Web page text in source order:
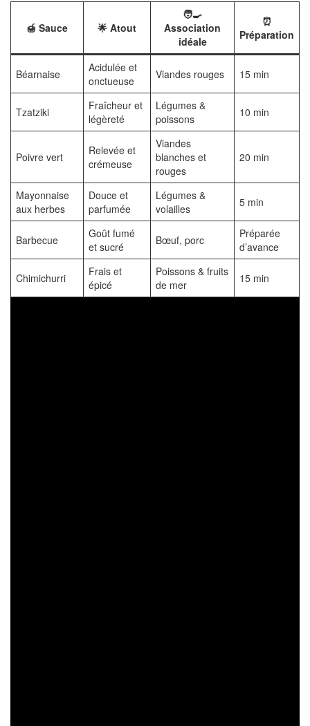
🍯 Sauce 🌟 Atout
🧑‍🍳
Association
idéale
⏰
Préparation
Béarnaise
Acidulée et
onctueuse
Viandes rouges 15 min
Tzatziki
Fraîcheur et
légèreté
Légumes &
poissons
10 min
Poivre vert
Relevée et
crémeuse
Viandes
blanches et
rouges
20 min
Mayonnaise
aux herbes
Douce et
parfumée
Légumes &
volailles
5 min
Barbecue
Goût fumé
et sucré
Bœuf, porc
Préparée
d’avance
Chimichurri
Frais et
épicé
Poissons & fruits
de mer
15 min